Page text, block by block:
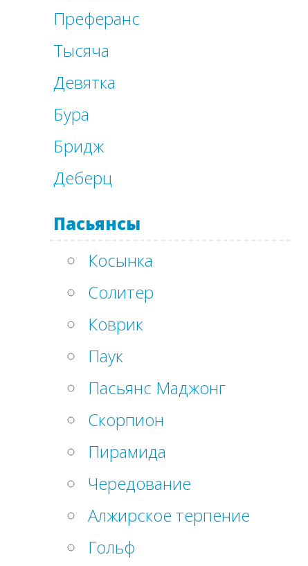
Преферанс
Тысяча
Девятка
Бура
Бридж
Деберц
Пасьянсы
Косынка
Солитер
Коврик
Паук
Пасьянс Маджонг
Скорпион
Пирамида
Чередование
Алжирское терпение
Гольф